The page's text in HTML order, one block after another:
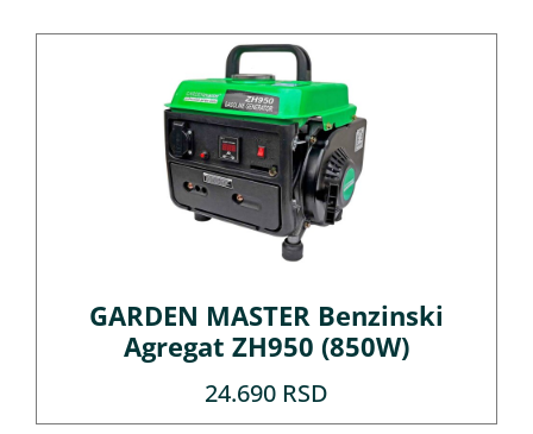
GARDEN MASTER Benzinski
Agregat ZH950 (850W)
24.690 RSD